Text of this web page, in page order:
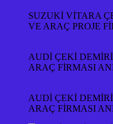
SUZUKİ VİTARA
VE ARAÇ PROJE
AUDİ ÇEKİ
ARAÇ FİRMASI
AUDİ ÇEKİ
ARAÇ FİRMASI